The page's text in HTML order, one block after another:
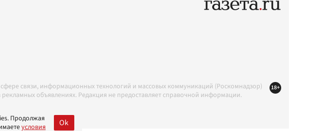
связи, информационных технологий и массовых коммуникаций (Роскомнадзор)
объявлениях. Редакция не предоставляет справочной информации.
18+
Продолжая
условия Ok